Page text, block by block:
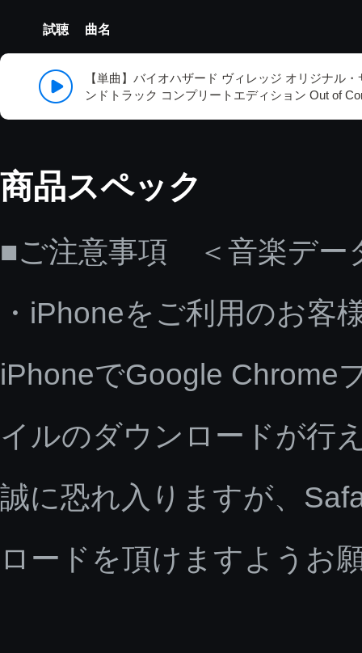
試聴 曲名
【単曲】バイオハザード ヴィレッジ オリジナル・
ンドトラック コンプリートエディション Out of
商品スペック
■ご注意事項 ＜音楽デー
・iPhoneをご利用のお客
iPhoneでGoogle Chrome
イルのダウンロードが行
誠に恐れ入りますが、
ロードを頂けますようお